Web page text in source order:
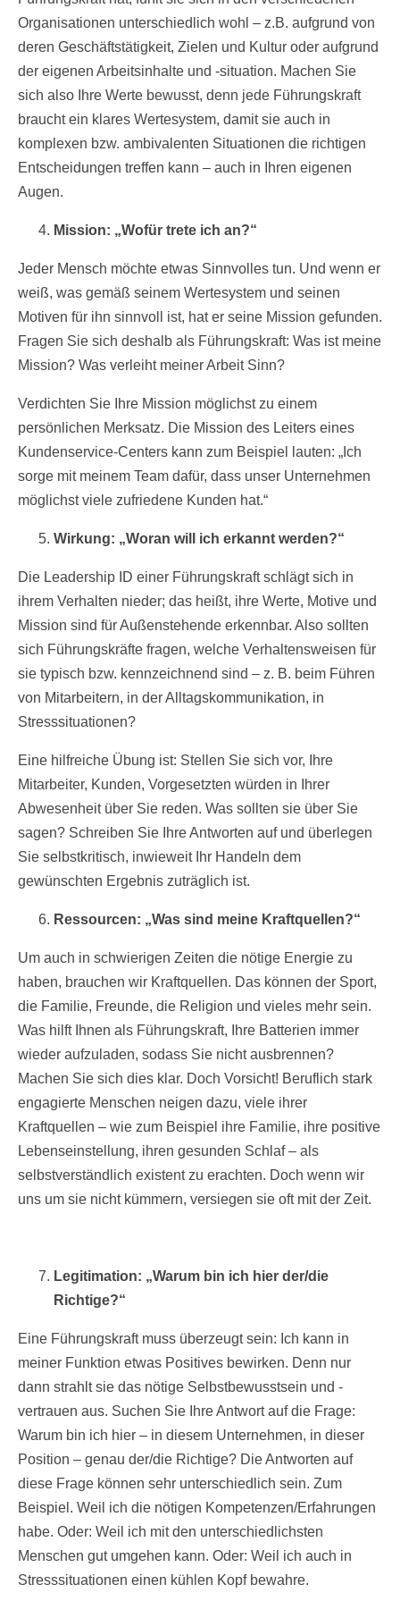
Organisationen unterschiedlich wohl – z.B. aufgrund von
deren Geschäftstätigkeit, Zielen und Kultur oder aufgrund
der eigenen Arbeitsinhalte und -situation. Machen Sie
sich also Ihre Werte bewusst, denn jede Führungskraft
braucht ein klares Wertesystem, damit sie auch in
komplexen bzw. ambivalenten Situationen die richtigen
Entscheidungen treffen kann – auch in Ihren eigenen
Augen.
Mission: „Wofür trete ich an?“
Jeder Mensch möchte etwas Sinnvolles tun. Und wenn er
weiß, was gemäß seinem Wertesystem und seinen
Motiven für ihn sinnvoll ist, hat er seine Mission gefunden.
Fragen Sie sich deshalb als Führungskraft: Was ist meine
Mission? Was verleiht meiner Arbeit Sinn?
Verdichten Sie Ihre Mission möglichst zu einem
persönlichen Merksatz. Die Mission des Leiters eines
Kundenservice-Centers kann zum Beispiel lauten: „Ich
sorge mit meinem Team dafür, dass unser Unternehmen
möglichst viele zufriedene Kunden hat.“
Wirkung: „Woran will ich erkannt werden?“
Die Leadership ID einer Führungskraft schlägt sich in
ihrem Verhalten nieder; das heißt, ihre Werte, Motive und
Mission sind für Außenstehende erkennbar. Also sollten
sich Führungskräfte fragen, welche Verhaltensweisen für
sie typisch bzw. kennzeichnend sind – z. B. beim Führen
von Mitarbeitern, in der Alltagskommunikation, in
Stresssituationen?
Eine hilfreiche Übung ist: Stellen Sie sich vor, Ihre
Mitarbeiter, Kunden, Vorgesetzten würden in Ihrer
Abwesenheit über Sie reden. Was sollten sie über Sie
sagen? Schreiben Sie Ihre Antworten auf und überlegen
Sie selbstkritisch, inwieweit Ihr Handeln dem
gewünschten Ergebnis zuträglich ist.
Ressourcen: „Was sind meine Kraftquellen?“
Um auch in schwierigen Zeiten die nötige Energie zu
haben, brauchen wir Kraftquellen. Das können der Sport,
die Familie, Freunde, die Religion und vieles mehr sein.
Was hilft Ihnen als Führungskraft, Ihre Batterien immer
wieder aufzuladen, sodass Sie nicht ausbrennen?
Machen Sie sich dies klar. Doch Vorsicht! Beruflich stark
engagierte Menschen neigen dazu, viele ihrer
Kraftquellen – wie zum Beispiel ihre Familie, ihre positive
Lebenseinstellung, ihren gesunden Schlaf – als
selbstverständlich existent zu erachten. Doch wenn wir
uns um sie nicht kümmern, versiegen sie oft mit der Zeit.
Legitimation: „Warum bin ich hier der/die
Richtige?“
Eine Führungskraft muss überzeugt sein: Ich kann in
meiner Funktion etwas Positives bewirken. Denn nur
dann strahlt sie das nötige Selbstbewusstsein und -
vertrauen aus. Suchen Sie Ihre Antwort auf die Frage:
Warum bin ich hier – in diesem Unternehmen, in dieser
Position – genau der/die Richtige? Die Antworten auf
diese Frage können sehr unterschiedlich sein. Zum
Beispiel. Weil ich die nötigen Kompetenzen/Erfahrungen
habe. Oder: Weil ich mit den unterschiedlichsten
Menschen gut umgehen kann. Oder: Weil ich auch in
Stresssituationen einen kühlen Kopf bewahre.